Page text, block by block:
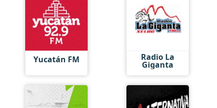
Yucatán FM Radio La
Giganta